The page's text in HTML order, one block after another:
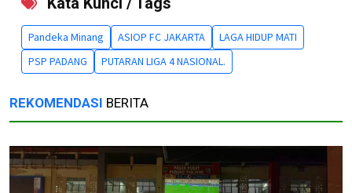
Pandeka Minang ASIOP FC JAKARTA
LAGA HIDUP MATI
PSP PADANG
PUTARAN LIGA 4 NASIONAL.
REKOMENDASI BERITA